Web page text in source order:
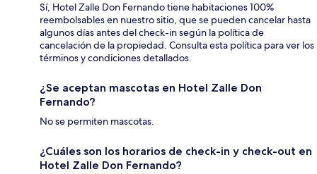
Sí, Hotel Zalle Don Fernando tiene habitaciones 100%
reembolsables en nuestro sitio, que se pueden cancelar hasta
algunos días antes del check-in según la política de
cancelación de la propiedad. Consulta esta política para ver los
términos y condiciones detallados.
¿Se aceptan mascotas en Hotel Zalle Don
Fernando?
No se permiten mascotas.
¿Cuáles son los horarios de check-in y check-out en
Hotel Zalle Don Fernando?